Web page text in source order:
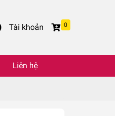
Tài khoản 0
Liên hệ